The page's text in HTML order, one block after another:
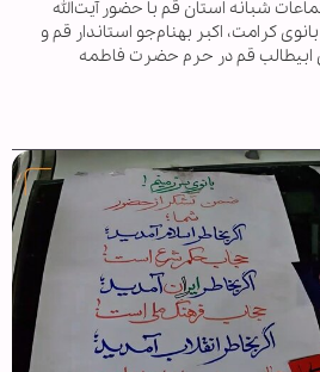
در اجتماعات شبانه استان قم با حضور آیت‌الله
کرامت، اکبر بهنام‌جو استاندار قم و
ابیطالب قم در حرم حضرت فاطمه